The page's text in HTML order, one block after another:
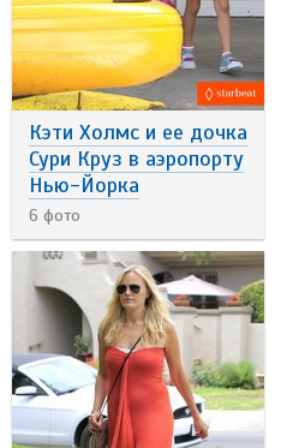
Кэти Холмс и ее дочка
Сури Круз в аэропорту
Нью-Йорка
6 фото